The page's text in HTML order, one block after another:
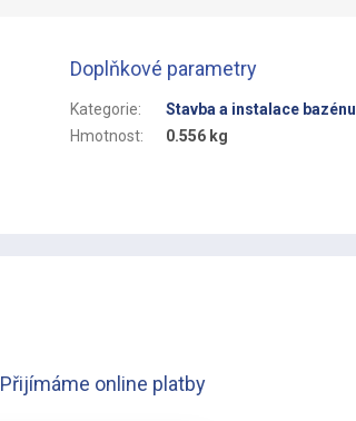
Doplňkové parametry
Kategorie:
Stavba a instalace bazénu
Hmotnost: 0.556 kg
Přijímáme online platby